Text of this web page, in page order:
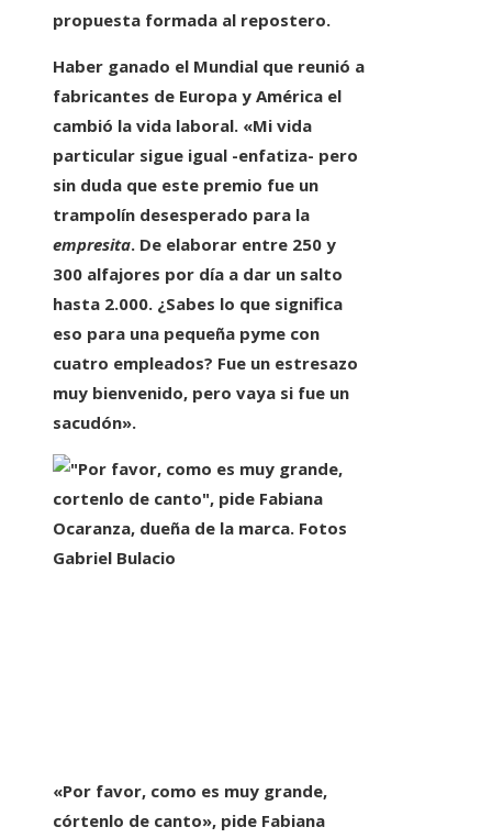
propuesta formada al repostero.
Haber ganado el Mundial que reunió a
fabricantes de Europa y América el
cambió la vida laboral. «Mi vida
particular sigue igual -enfatiza- pero
sin duda que este premio fue un
trampolín desesperado para la
empresita. De elaborar entre 250 y
300 alfajores por día a dar un salto
hasta 2.000. ¿Sabes lo que significa
eso para una pequeña pyme con
cuatro empleados? Fue un estresazo
muy bienvenido, pero vaya si fue un
sacudón».
«Por favor, como es muy grande,
córtenlo de canto», pide Fabiana